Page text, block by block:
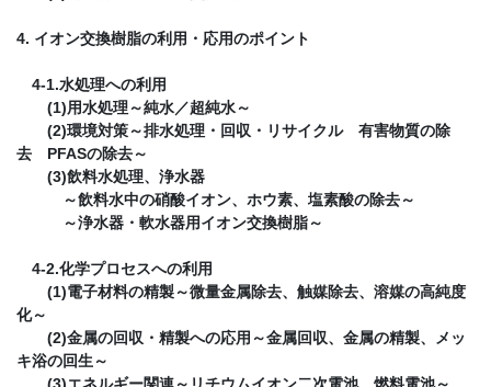
4. イオン交換樹脂の利用・応用のポイント
4-1.水処理への利用
(1)用水処理～純水／超純水～
(2)環境対策～排水処理・回収・リサイクル 有害物質の除
去 PFASの除去～
(3)飲料水処理、浄水器
～飲料水中の硝酸イオン、ホウ素、塩素酸の除去～
～浄水器・軟水器用イオン交換樹脂～
4-2.化学プロセスへの利用
(1)電子材料の精製～微量金属除去、触媒除去、溶媒の高純度
化～
(2)金属の回収・精製への応用～金属回収、金属の精製、メッ
キ浴の回生～
(3)エネルギー関連～リチウムイオン二次電池、燃料電池～